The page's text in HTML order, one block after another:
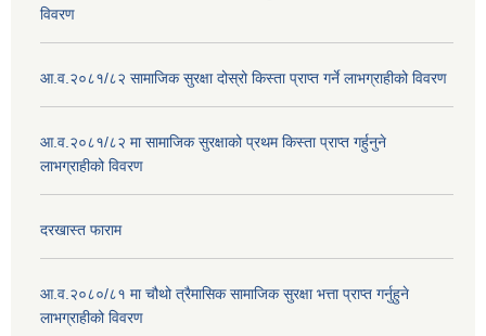
विवरण
आ.व.२०८१/८२ सामाजिक सुरक्षा दोस्रो किस्ता प्राप्त गर्ने लाभग्राहीको विवरण
आ.व.२०८१/८२ मा सामाजिक सुरक्षाको प्रथम किस्ता प्राप्त गर्हुनुने
लाभग्राहीको विवरण
दरखास्त फाराम
आ.व.२०८०/८१ मा चौथो त्रैमासिक सामाजिक सुरक्षा भत्ता प्राप्त गर्नुहुने
लाभग्राहीको विवरण